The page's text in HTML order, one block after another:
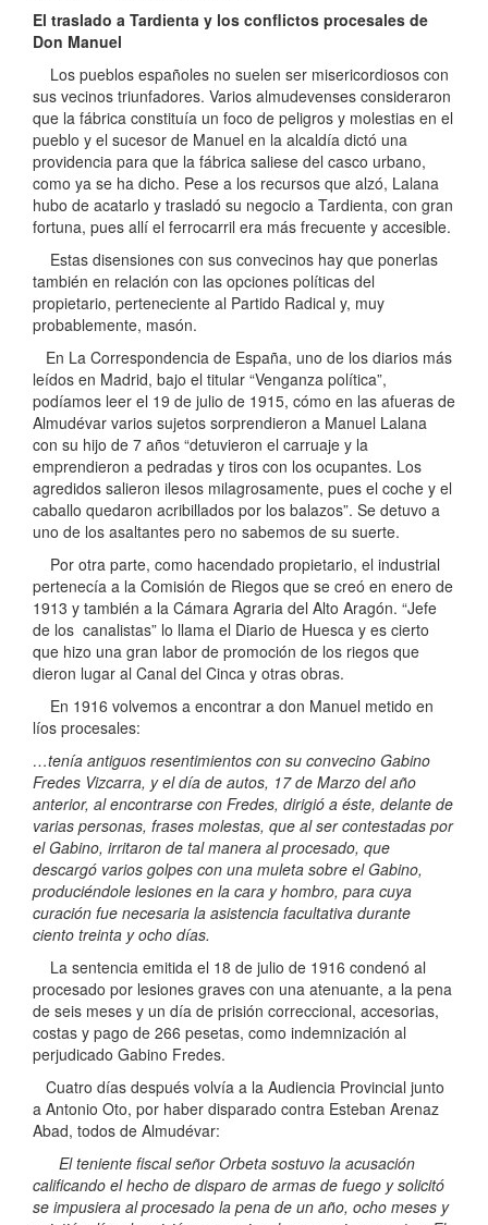
El traslado a Tardienta y los conflictos procesales de
Don Manuel
Los pueblos españoles no suelen ser misericordiosos con
sus vecinos triunfadores. Varios almudevenses consideraron
que la fábrica constituía un foco de peligros y molestias en el
pueblo y el sucesor de Manuel en la alcaldía dictó una
providencia para que la fábrica saliese del casco urbano,
como ya se ha dicho. Pese a los recursos que alzó, Lalana
hubo de acatarlo y trasladó su negocio a Tardienta, con gran
fortuna, pues allí el ferrocarril era más frecuente y accesible.
Estas disensiones con sus convecinos hay que ponerlas
también en relación con las opciones políticas del
propietario, perteneciente al Partido Radical y, muy
probablemente, masón.
En La Correspondencia de España, uno de los diarios más
leídos en Madrid, bajo el titular “Venganza política”,
podíamos leer el 19 de julio de 1915, cómo en las afueras de
Almudévar varios sujetos sorprendieron a Manuel Lalana
con su hijo de 7 años “detuvieron el carruaje y la
emprendieron a pedradas y tiros con los ocupantes. Los
agredidos salieron ilesos milagrosamente, pues el coche y el
caballo quedaron acribillados por los balazos”. Se detuvo a
uno de los asaltantes pero no sabemos de su suerte.
Por otra parte, como hacendado propietario, el industrial
pertenecía a la Comisión de Riegos que se creó en enero de
1913 y también a la Cámara Agraria del Alto Aragón. “Jefe
de los canalistas” lo llama el Diario de Huesca y es cierto
que hizo una gran labor de promoción de los riegos que
dieron lugar al Canal del Cinca y otras obras.
En 1916 volvemos a encontrar a don Manuel metido en
líos procesales:
…tenía antiguos resentimientos con su convecino Gabino
Fredes Vizcarra, y el día de autos, 17 de Marzo del año
anterior, al encontrarse con Fredes, dirigió a éste, delante de
varias personas, frases molestas, que al ser contestadas por
el Gabino, irritaron de tal manera al procesado, que
descargó varios golpes con una muleta sobre el Gabino,
produciéndole lesiones en la cara y hombro, para cuya
curación fue necesaria la asistencia facultativa durante
ciento treinta y ocho días.
La sentencia emitida el 18 de julio de 1916 condenó al
procesado por lesiones graves con una atenuante, a la pena
de seis meses y un día de prisión correccional, accesorias,
costas y pago de 266 pesetas, como indemnización al
perjudicado Gabino Fredes.
Cuatro días después volvía a la Audiencia Provincial junto
a Antonio Oto, por haber disparado contra Esteban Arenaz
Abad, todos de Almudévar:
El teniente fiscal señor Orbeta sostuvo la acusación
calificando el hecho de disparo de armas de fuego y solicitó
se impusiera al procesado la pena de un año, ocho meses y